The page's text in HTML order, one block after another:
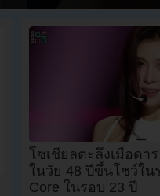
โซเชียลตะลึงเมื่อดา
ในวัย 48 ปีขึ้นโชว์ใน
Core ในรอบ 23 ปี